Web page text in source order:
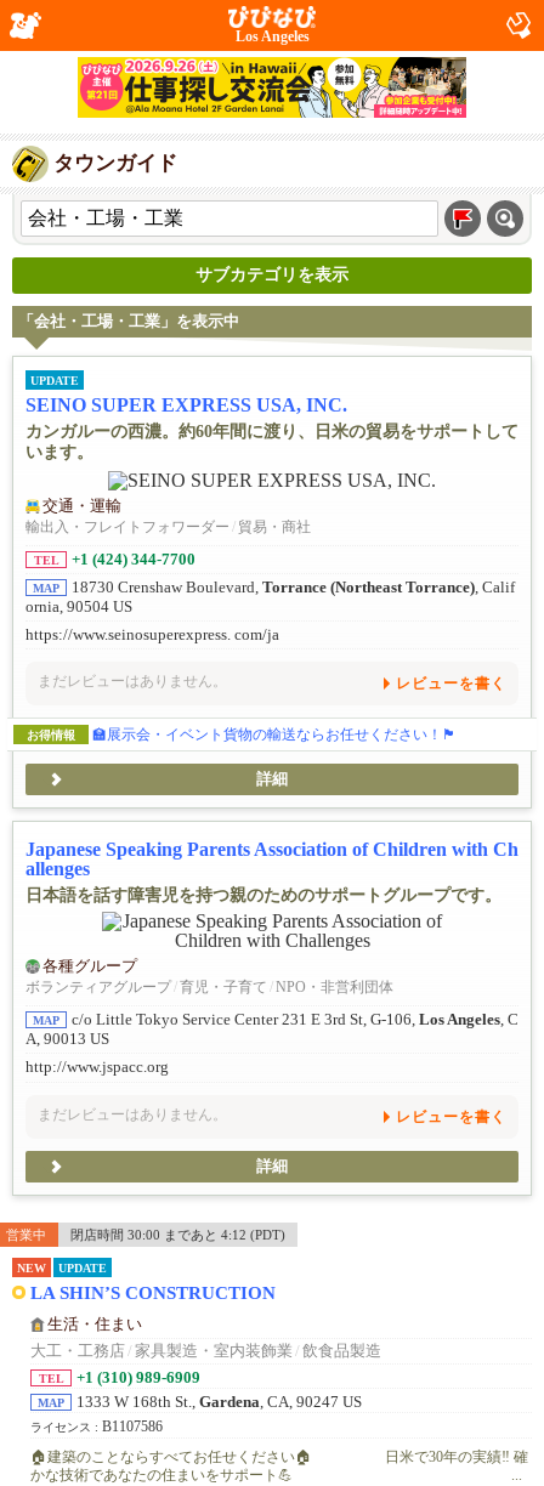
Los Angeles
タウンガイド
サブカテゴリを表示
「会社・工場・工業」を表示中
UPDATE
SEINO SUPER EXPRESS USA, INC.
カンガルーの西濃。約60年間に渡り、日米の貿易をサポートして
います。
交通・運輸
輸出入・フレイトフォワーダー / 貿易・商社
TEL +1 (424) 344-7700
MAP 18730 Crenshaw Boulevard, Torrance (Northeast Torrance) , Calif
ornia, 90504 US
https://www.seinosuperexpress. com/ja
まだレビューはありません。 レビューを書く
お得情報 🏫展示会・イベント貨物の輸送ならお任せください！🏴
詳細
Japanese Speaking Parents Association of Children with Ch
allenges
日本語を話す障害児を持つ親のためのサポートグループです。
各種グループ
ボランティアグループ/育児・子育て /NPO・非営利団体
MAP c/o Little Tokyo Service Center 231 E 3rd St, G-106, Los Angeles, C
A, 90013 US
http://www.jspacc.org
まだレビューはありません。 レビューを書く
詳細
営業中 閉店時間 30:00 まであと 4:12 (PDT)
NEW UPDATE
LA SHIN’S CONSTRUCTION
生活・住まい
大工・工務店 / 家具製造・室内装飾業 / 飲食品製造
TEL +1 (310) 989-6909
MAP 1333 W 168th St., Gardena, CA, 90247 US
ライセンス : B1107586
🏠建築のことならすべてお任せください🏠 日米で30年の実績‼️ 確
かな技術であなたの住まいをサポート💪 ...